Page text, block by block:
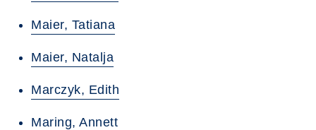
Maier, Tatiana
Maier, Natalja
Marczyk, Edith
Maring, Annett